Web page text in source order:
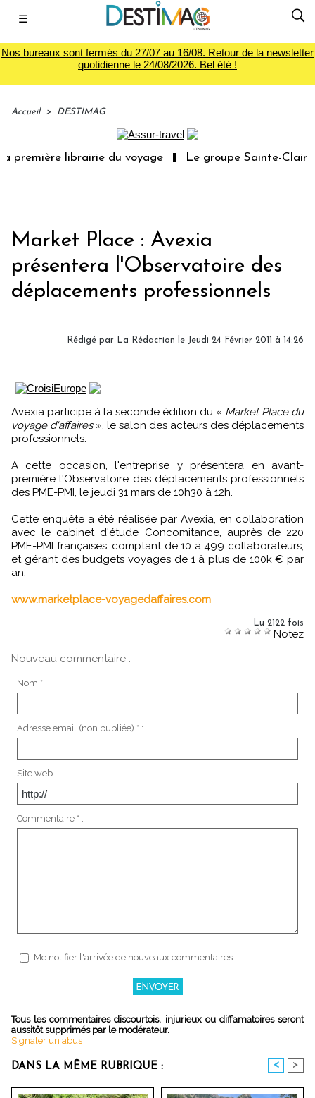
☰
Nos bureaux sont fermés du 27/07 au 16/08. Retour de la newsletter
quotidienne le 24/08/2026. Bel été !
Accueil > DESTIMAG
librairie du voyage Le groupe Sainte-Claire
Market Place : Avexia
présentera l'Observatoire des
déplacements professionnels
Rédigé par La Rédaction le Jeudi 24 Février 2011 à 14:26
Avexia participe à la seconde édition du « Market Place du
voyage d'affaires», le salon des acteurs des déplacements
professionnels.
A cette occasion, l'entreprise y présentera en avant-
première l'Observatoire des déplacements professionnels
des PME-PMI, le jeudi 31 mars de 10h30 à 12h.
Cette enquête a été réalisée par Avexia, en collaboration
avec le cabinet d'étude Concomitance, auprès de 220
PME-PMI françaises, comptant de 10 à 499 collaborateurs,
et gérant des budgets voyages de 1 à plus de 100k € par
an.
www.marketplace-voyagedaffaires.com
Lu 2122 fois
Notez
Nouveau commentaire :
Nom * :
Adresse email (non publiée) * :
Site web :
Commentaire * :
Me notifier l'arrivée de nouveaux commentaires
Tous les commentaires discourtois, injurieux ou diffamatoires seront
aussitôt supprimés par le modérateur.
Signaler un abus
DANS LA MÊME RUBRIQUE : < >